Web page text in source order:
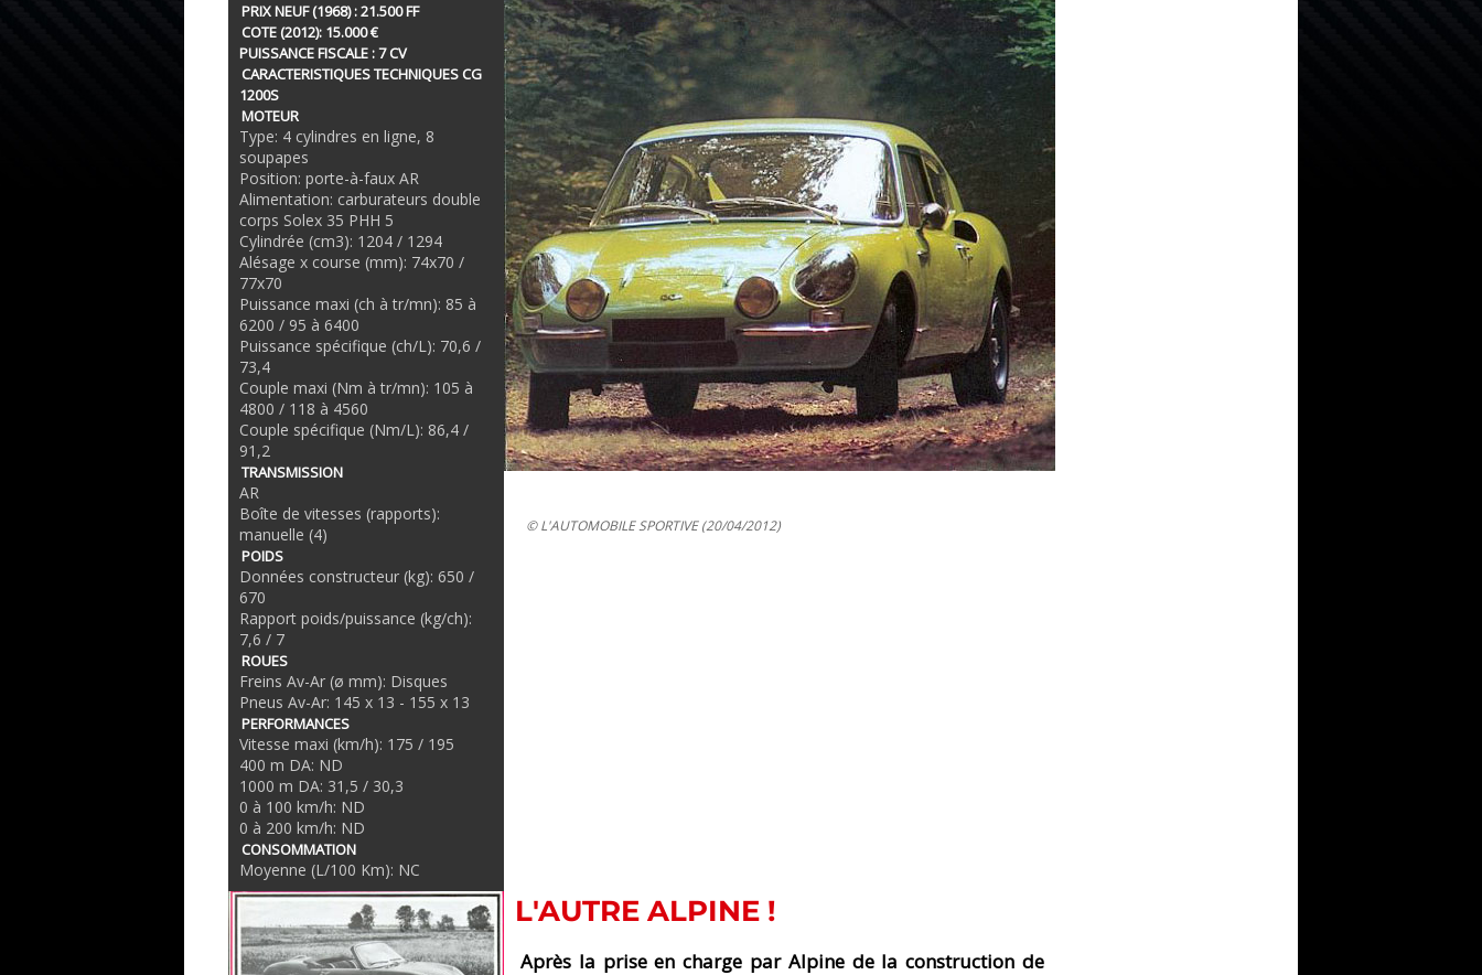
PRIX NEUF (1968) : 21.500 FF
COTE (2012): 15.000 €
PUISSANCE FISCALE : 7 CV
CARACTERISTIQUES TECHNIQUES CG
1200S
MOTEUR
Type: 4 cylindres en ligne, 8
soupapes
Position: porte-à-faux AR
Alimentation: carburateurs double
corps Solex 35 PHH 5
Cylindrée (cm3): 1204 / 1294
Alésage x course (mm): 74x70 /
77x70
Puissance maxi (ch à tr/mn): 85 à
6200 / 95 à 6400
Puissance spécifique (ch/L): 70,6 /
73,4
Couple maxi (Nm à tr/mn): 105 à
4800 / 118 à 4560
Couple spécifique (Nm/L): 86,4 /
91,2
TRANSMISSION
AR
Boîte de vitesses (rapports):
manuelle (4)
POIDS
Données constructeur (kg): 650 /
670
Rapport poids/puissance (kg/ch):
7,6 / 7
ROUES
Freins Av-Ar (ø mm): Disques
Pneus Av-Ar: 145 x 13 - 155 x 13
PERFORMANCES
Vitesse maxi (km/h): 175 / 195
400 m DA: ND
1000 m DA: 31,5 / 30,3
0 à 100 km/h: ND
0 à 200 km/h: ND
CONSOMMATION
Moyenne (L/100 Km): NC
© L'AUTOMOBILE SPORTIVE (20/04/2012)
L'AUTRE ALPINE !
Après la prise en charge par Alpine de la construction de